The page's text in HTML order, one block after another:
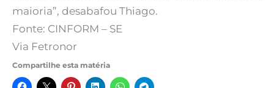
maioria”, desabafou Thiago.
Fonte: CINFORM – SE
Via Fetronor
Compartilhe esta matéria